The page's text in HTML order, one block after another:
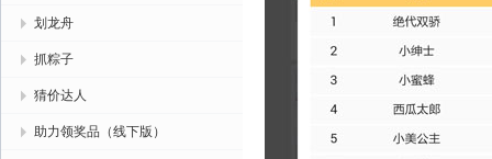
划龙舟
抓粽子
猜价达人
助力领奖品（线下版）